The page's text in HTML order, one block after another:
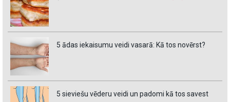
5 ādas iekaisumu veidi vasarā: Kā tos novērst?
5 sieviešu vēderu veidi un padomi kā tos savest